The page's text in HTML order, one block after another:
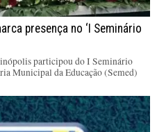
presença no ‘I Seminário
participou do I Seminário
Municipal da Educação (Semed)